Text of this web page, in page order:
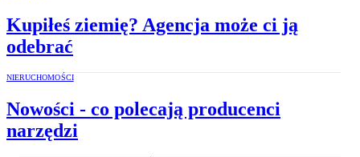
Kupiłeś ziemię? Agencja może ci ją
odebrać
NIERUCHOMOŚCI
Nowości - co polecają producenci
narzędzi